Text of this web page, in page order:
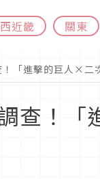
近畿 關東
「進擊的巨人×二
查！